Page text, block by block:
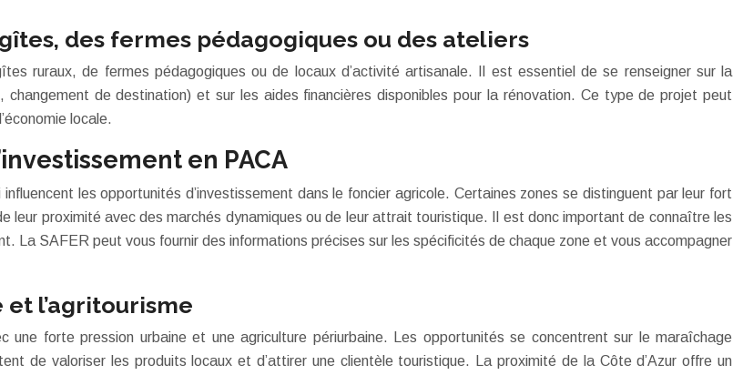
des fermes pédagogiques ou des ateliers
ruraux, de fermes pédagogiques ou de locaux d’activité artisanale. Il est essentiel de se renseigner sur la
de destination) et sur les aides financières disponibles pour la rénovation. Ce type de projet peut
locale.
en PACA
les opportunités d’investissement dans le foncier agricole. Certaines zones se distinguent par leur fort
leur proximité avec des marchés dynamiques ou de leur attrait touristique. Il est donc important de connaître les
La SAFER peut vous fournir des informations précises sur les spécificités de chaque zone et vous accompagner
l’agritourisme
une forte pression urbaine et une agriculture périurbaine. Les opportunités se concentrent sur le maraîchage
de valoriser les produits locaux et d’attirer une clientèle touristique. La proximité de la Côte d’Azur offre un